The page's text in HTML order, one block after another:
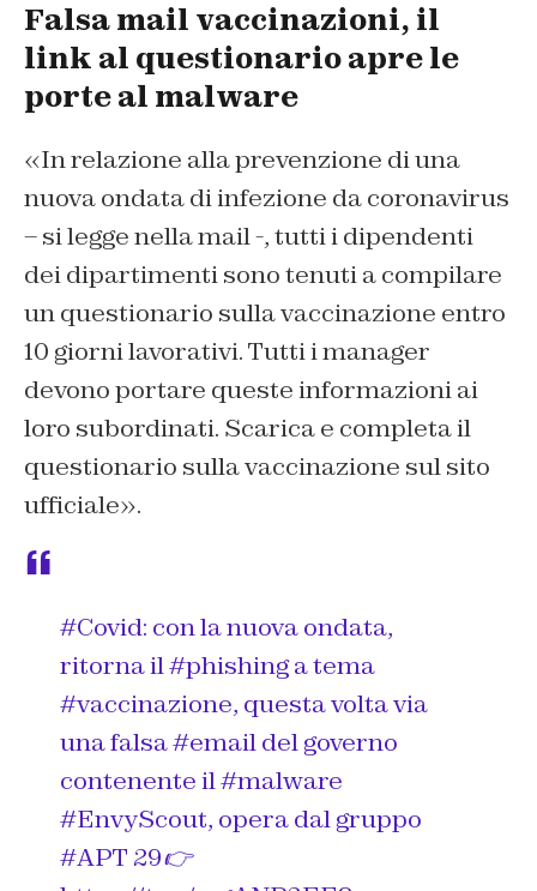
Falsa mail vaccinazioni, il
link al questionario apre le
porte al malware
«In relazione alla prevenzione di una
nuova ondata di infezione da coronavirus
– si legge nella mail -, tutti i dipendenti
dei dipartimenti sono tenuti a compilare
un questionario sulla vaccinazione entro
10 giorni lavorativi. Tutti i manager
devono portare queste informazioni ai
loro subordinati. Scarica e completa il
questionario sulla vaccinazione sul sito
ufficiale».
#Covid: con la nuova ondata,
ritorna il#phishinga tema
#vaccinazione, questa volta via
una falsa#emaildel governo
contenente il#malware
#EnvyScout, opera dal gruppo
#APT 29👉